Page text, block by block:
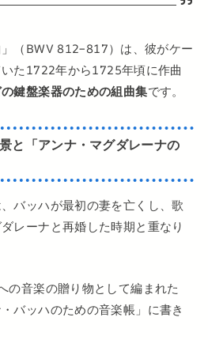
（BWV 812–817）は、彼がケー
た1722年から1725年頃に作曲
鍵盤楽器のための組曲集です。
と「アンナ・マグダレーナの
バッハが最初の妻を亡くし、歌
レーナと再婚した時期と重なり
の音楽の贈り物として編まれた
バッハのための音楽帳」に書き